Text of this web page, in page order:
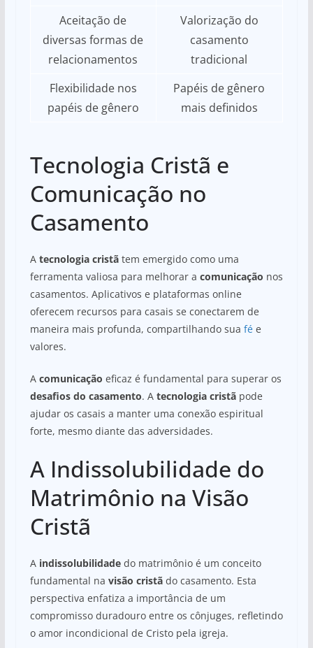
Aceitação de
diversas formas de
relacionamentos
Valorização do
casamento
tradicional
Flexibilidade nos
papéis de gênero
Papéis de gênero
mais definidos
Tecnologia Cristã e
Comunicação no
Casamento
A tecnologia cristãtem emergido como uma
ferramenta valiosa para melhorar a comunicação nos
casamentos. Aplicativos e plataformas online
oferecem recursos para casais se conectarem de
maneira mais profunda, compartilhando sua fée
valores.
A comunicação eficaz é fundamental para superar os
desafios do casamento. A tecnologia cristãpode
ajudar os casais a manter uma conexão espiritual
forte, mesmo diante das adversidades.
A Indissolubilidade do
Matrimônio na Visão
Cristã
A indissolubilidadedo matrimônio é um conceito
fundamental na visão cristãdo casamento. Esta
perspectiva enfatiza a importância de um
compromisso duradouro entre os cônjuges, refletindo
o amor incondicional de Cristo pela igreja.